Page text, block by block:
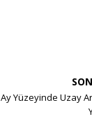
Ay Yüzeyinde Uzay